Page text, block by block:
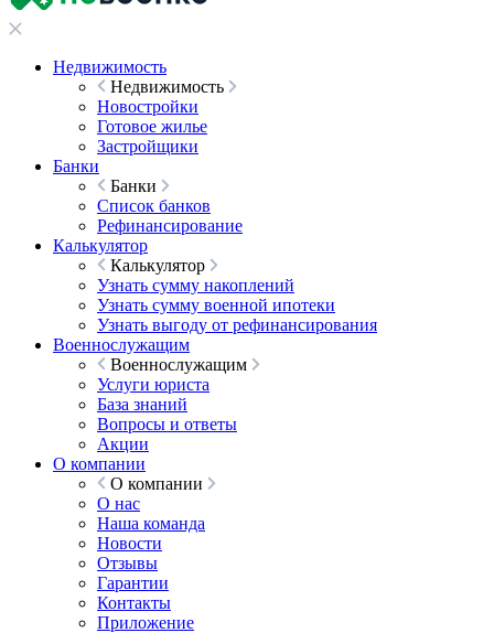
Недвижимость
Недвижимость
Новостройки
Готовое жилье
Застройщики
Банки
Банки
Список банков
Рефинансирование
Калькулятор
Калькулятор
Узнать сумму накоплений
Узнать сумму военной ипотеки
Узнать выгоду от рефинансирования
Военнослужащим
Военнослужащим
Услуги юриста
База знаний
Вопросы и ответы
Акции
О компании
О компании
О нас
Наша команда
Новости
Отзывы
Гарантии
Контакты
Приложение